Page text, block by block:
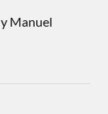
Manuel